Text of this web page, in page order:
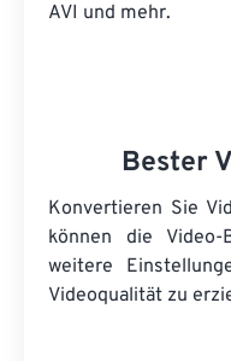
AVI und mehr.
Bester
Konvertieren Sie
können die
weitere
Videoqualität zu